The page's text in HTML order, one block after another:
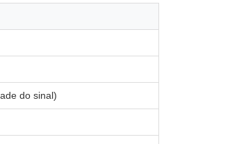
do sinal)